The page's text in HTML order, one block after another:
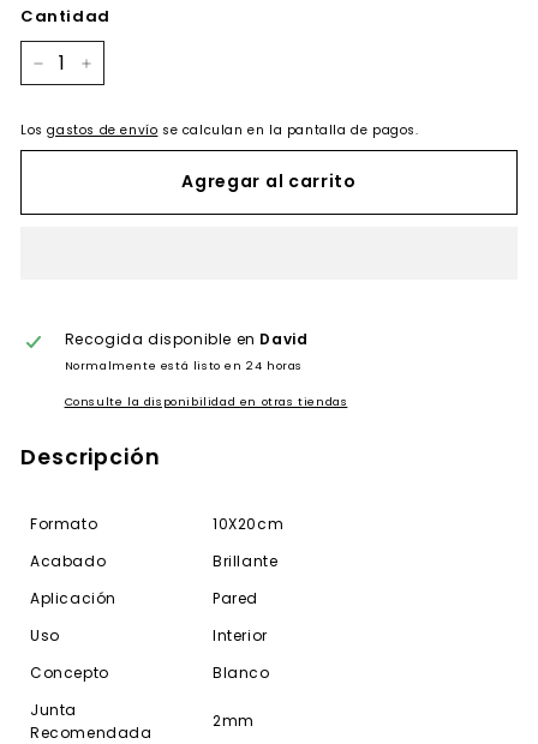
Cantidad
Losgastos de envío se calculan en la pantalla de pagos.
Agregar al carrito
Recogida disponible en David
Normalmente está listo en 24 horas
Consulte la disponibilidad en otras tiendas
Descripción
Formato
10X20cm
Acabado
Brillante
Aplicación
Pared
Uso
Interior
Concepto
Blanco
Junta
Recomendada
2mm